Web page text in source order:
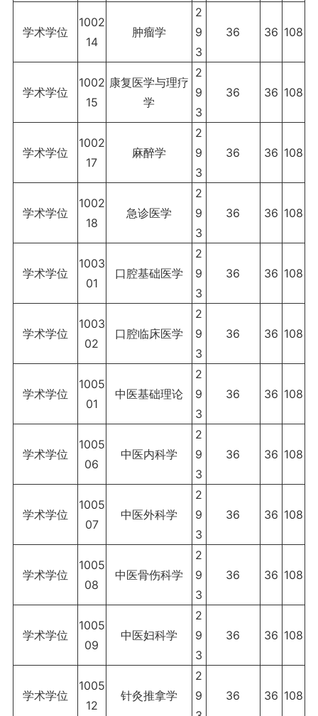
学术学位
1002
14
肿瘤学
2
9
3
36 36 108
学术学位
1002
15
康复医学与理疗
学
2
9
3
36 36 108
学术学位
1002
17
麻醉学
2
9
3
36 36 108
学术学位
1002
18
急诊医学
2
9
3
36 36 108
学术学位
1003
01
口腔基础医学
2
9
3
36 36 108
学术学位
1003
02
口腔临床医学
2
9
3
36 36 108
学术学位
1005
01
中医基础理论
2
9
3
36 36 108
学术学位
1005
06
中医内科学
2
9
3
36 36 108
学术学位
1005
07
中医外科学
2
9
3
36 36 108
学术学位
1005
08
中医骨伤科学
2
9
3
36 36 108
学术学位
1005
09
中医妇科学
2
9
3
36 36 108
学术学位
1005
12
针灸推拿学
2
9
36 36 108